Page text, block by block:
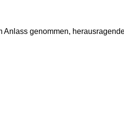
Anlass genommen,